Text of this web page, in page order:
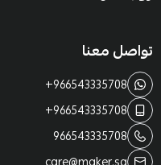
تواصل معنا
+966543335708
+966543335708
966543335708